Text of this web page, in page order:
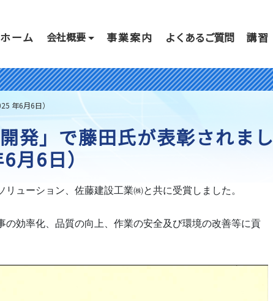
ホーム 会社概要 事業案内 よくあるご質問 講習
年6月6日）
発」で藤田氏が表彰されまし
月6日）
ューション、佐藤建設工業㈱と共に受賞しました。
効率化、品質の向上、作業の安全及び環境の改善等に貢